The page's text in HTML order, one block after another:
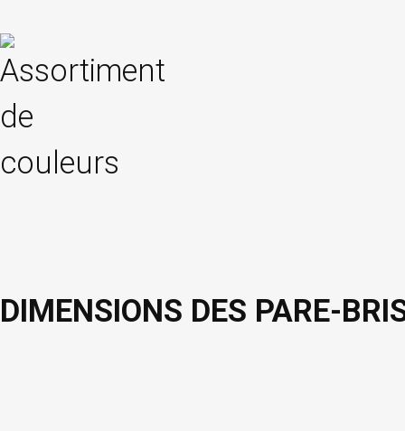
DIMENSIONS DES PARE-